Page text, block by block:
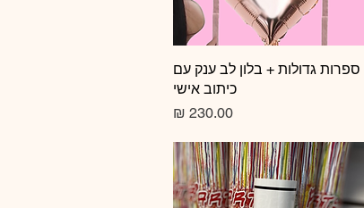
תצוגה מהירה
ספרות גדולות + בלון לב ענק עם
כיתוב אישי
מחיר